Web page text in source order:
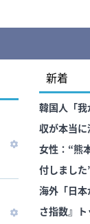
新着
韓国人「
収が本当
れはダメ
女性：“熊
付しまし
がとう”
海外「日
さ指数』